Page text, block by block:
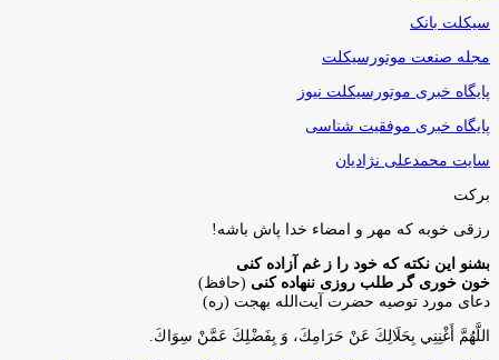
سیکلت بانک
مجله صنعت موتورسیکلت
پایگاه خبری موتورسیکلت نیوز
پایگاه خبری موفقیت شناسی
سایت محمدعلی نژادیان
برکت
رزقی خوبه كه مهر و امضاء خدا پاش باشه!
بشنو این نکته که خود را ز غم آزاده کنی
خون خوری گر طلب روزی ننهاده کنی (حافظ)
دعای مورد توصیه حضرت آیت‌الله بهجت (ره)
اللَّهُمَّ أَغْنِنِي بِحَلَالِكَ عَنْ حَرَامِكَ، وَ بِفَضْلِكَ عَمَّنْ سِوَاكَ‏.